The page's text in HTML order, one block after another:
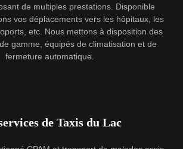
de multiples prestations. Disponible
vos déplacements vers les hôpitaux, les
etc. Nous mettons à disposition des
gamme, équipés de climatisation et de
fermeture automatique.
de Taxis du Lac